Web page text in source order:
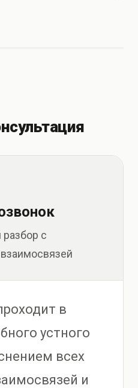
с
в
устного
всех
и